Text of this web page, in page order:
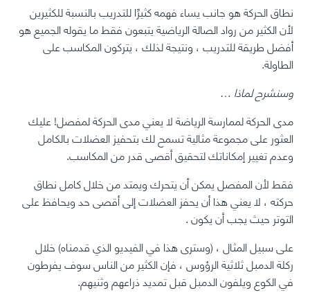
نطاق الحركة هو جانب يساء فهمه كثيرًا للتدريب بالنسبة للكثيرين
لأن الكثير من رواد الصالة الرياضية يتبعون فقط ما يقوله الجميع هو
أفضل طريقة للتدريب ، ونتيجة لذلك ، يتركون المكاسب على
الطاولة.
وسنشرح لماذا …
مدى الحركة لممارسة الرياضة لا يعني مدى الحركة لمفصل!عليك
العثور على مجموعة مثالية تسمح لك بتحفيز العضلات بالكامل
وعدم تغيير إمكاناتك لتحقيق أقصى قدر من المكاسب.
فقط لأن المفصل يمكن أن يتحرك ويمتد من خلال كامل نطاق
حركته ، لا يعني هذا أن يحفز العضلات إلى أقصى حد ويحافظ على
التوتر حيث يجب أن يكون.
على سبيل المثال ، (وسترى هذا في الفيديو الذي قدمناه) خلال
ركلة الدمبل ثلاثية الرؤوس ، فإن الكثير من الناس سوف يفرطون
في الكوع ويلفون الدمبل قبل تمديد ذراعهم وثنيهم.